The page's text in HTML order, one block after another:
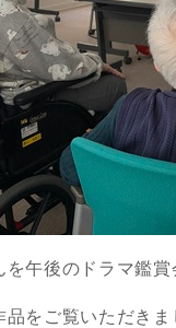
を午後のドラマ鑑
をご覧いただきま